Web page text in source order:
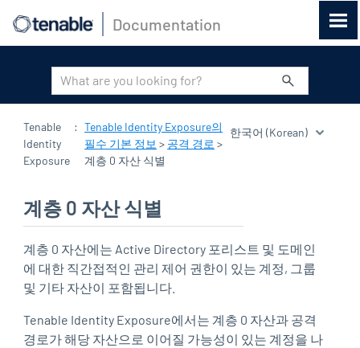
기본 콘텐츠로 건너뛰기
Documentation
Tenable
Identity
Exposure
: Tenable Identity Exposure의
필수 기본 정보 > 공격 경로 >
계층 0 자산 식별
계층 0 자산 식별
계층 0 자산에는 Active Directory 포리스트 및 도메인
에 대한 직간접적인 관리 제어 권한이 있는 계정, 그룹
및 기타 자산이 포함됩니다.
Tenable Identity Exposure에서는 계층 0 자산과 공격
경로가 해당 자산으로 이어질 가능성이 있는 계정을 나